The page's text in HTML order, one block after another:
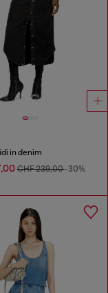
in denim
CHF 239,00-30%